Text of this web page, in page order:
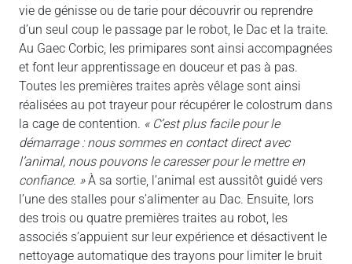
vie de génisse ou de tarie pour découvrir ou reprendre
d’un seul coup le passage par le robot, le Dac et la traite.
Au Gaec Corbic, les primipares sont ainsi accompagnées
et font leur apprentissage en douceur et pas à pas.
Toutes les premières traites après vêlage sont ainsi
réalisées au pot trayeur pour récupérer le colostrum dans
la cage de contention. « C’est plus facile pour le
démarrage : nous sommes en contact direct avec
l’animal, nous pouvons le caresser pour le mettre en
confiance. »À sa sortie, l’animal est aussitôt guidé vers
l’une des stalles pour s’alimenter au Dac. Ensuite, lors
des trois ou quatre premières traites au robot, les
associés s’appuient sur leur expérience et désactivent le
nettoyage automatique des trayons pour limiter le bruit